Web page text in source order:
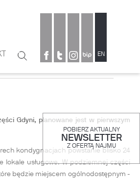
POBIERZ AKTUALNY
NEWSLETTER
Z OFERTĄ NAJMU
Formularz
wyszukiwania
Szukaj EN
Gdyni, planowane jest w pierwszym
kondygnacjach powstanie blisko 24
usługowe. W podziemnej części
będzie miejscem ogólnodostępnym -